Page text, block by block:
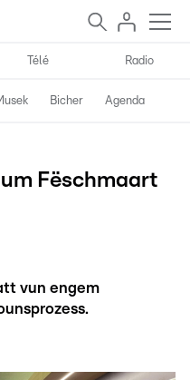
Télé Radio
Bicher Agenda
Fëschmaart
vun engem